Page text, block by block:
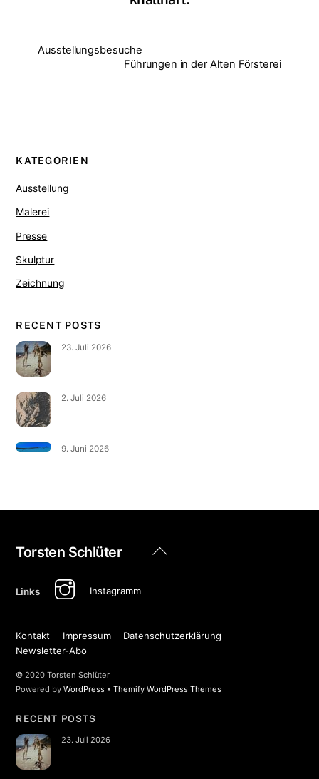
Ausstellungsbesuche
Führungen in der Alten Försterei
KATEGORIEN
Ausstellung
Malerei
Presse
Skulptur
Zeichnung
RECENT POSTS
23. Juli 2026
2. Juli 2026
9. Juni 2026
Back
Torsten Schlüter
Links Instagramm
Kontakt Impressum
Datenschutzerklärung
Newsletter-Abo
© 2020 Torsten Schlüter
Powered byWordPress •Themify WordPress Themes
RECENT POSTS
23. Juli 2026